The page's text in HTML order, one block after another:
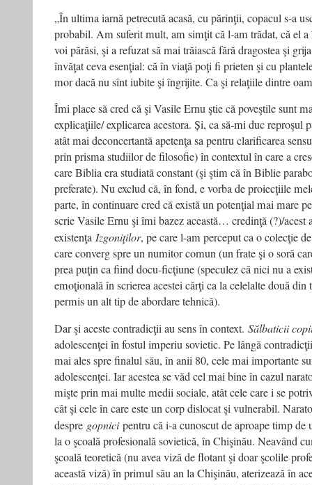
„În ultima iarnă petrecută acasă, cu părinţii, copacul s‑a
probabil. Am suferit mult, am simţit că l‑am trădat, că el a
voi părăsi, şi a refuzat să mai trăiască fără dragostea şi
învăţat ceva esenţial: că în viaţă poţi fi prieten şi cu
mor dacă nu sînt iubite şi îngrijite. Ca şi relaţiile dintre
Îmi place să cred că şi Vasile Ernu ştie că poveştile sunt
explicaţiile/ explicarea acestora. Și, ca să‑mi duc reproşul
atât mai deconcertantă apetenţa sa pentru clarificarea
prin prisma studiilor de filosofie) în contextul în care a
care Biblia era studiată constant (şi ştim că în Biblie
preferate). Nu exclud că, în fond, e vorba de proiecţiile
parte, în continuare cred că există un potenţial mai mare
scrie Vasile Ernu şi îmi bazez această… credinţă (?)/acest
existenţa Izgoniţilor, pe care l‑am perceput ca o colecţie
care converg spre un numitor comun (un frate şi o soră
prea puţin ca fiind docu‑ficţiune (speculez că nici nu a
emoţională în scrierea acestei cărţi ca la celelalte două
permis un alt tip de abordare tehnică).
Dar şi aceste contradicţii au sens în context. Sălbaticii
adolescenţei în fostul imperiu sovietic. Pe lângă
mai ales spre finalul său, în anii 80, cele mai importante
adolescenţei. Iar acestea se văd cel mai bine în cazul
mişte prin mai multe medii sociale, atât cele care i se
cât şi cele în care este un corp dislocat şi vulnerabil.
despre gopnicipentru că i‑a cunoscut de aproape timp de
la o şcoală profesională sovietică, în Chişinău. Neavând
şcoală teoretică (nu avea viză de flotant şi doar şcolile
această viză) în primul său an la Chişinău, aterizează în